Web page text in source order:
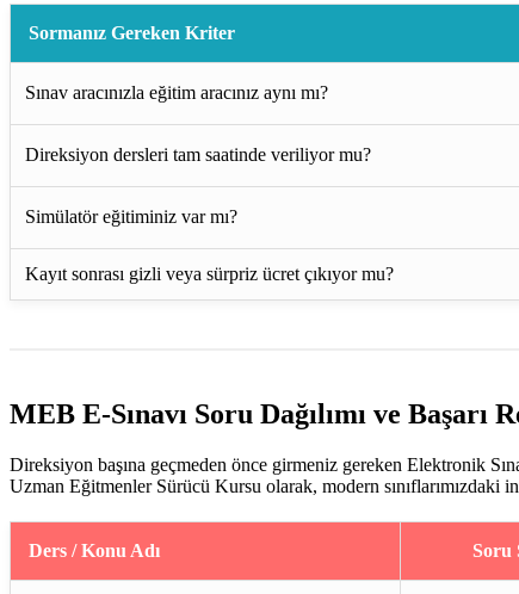
Sormanız Gereken Kriter
Sınav aracınızla eğitim aracınız aynı mı?
Direksiyon dersleri tam saatinde veriliyor mu?
Simülatör eğitiminiz var mı?
Kayıt sonrası gizli veya sürpriz ücret çıkıyor mu?
MEB E-Sınavı Soru Dağılımı ve Başarı
Direksiyon başına geçmeden önce girmeniz gereken Elektronik
Uzman Eğitmenler Sürücü Kursu olarak, modern sınıflarımızdaki
Ders / Konu Adı Soru